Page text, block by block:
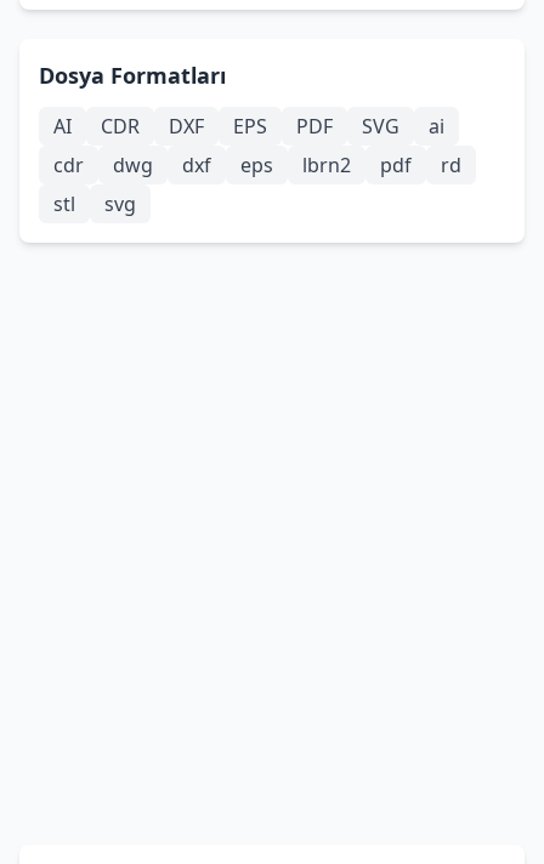
Dosya Formatları
AI CDR DXF EPS PDF SVG
ai
cdr
dwg dxf eps lbrn2 pdf
rd
stl
svg